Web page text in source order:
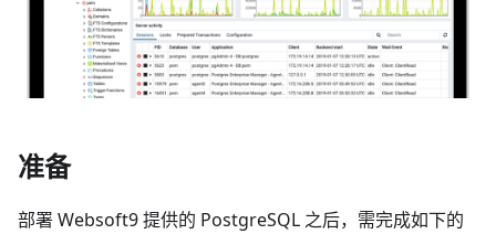
准备
部署 Websoft9 提供的 PostgreSQL 之后，需完成如下的